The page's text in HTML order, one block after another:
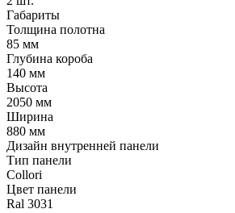
Габариты
Толщина полотна
85 мм
Глубина короба
140 мм
Высота
2050 мм
Ширина
880 мм
Дизайн внутренней панели
Тип панели
Collori
Цвет панели
Ral 3031